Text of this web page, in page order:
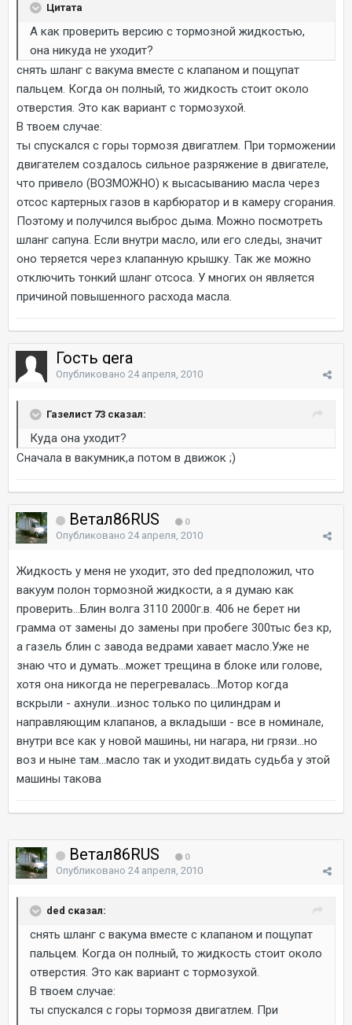
Цитата
А как проверить версию с тормозной жидкостью,
она никуда не уходит?
снять шланг с вакума вместе с клапаном и пощупат
пальцем. Когда он полный, то жидкость стоит около
отверстия. Это как вариант с тормозухой.
В твоем случае:
ты спускался с горы тормозя двигатлем. При торможении
двигателем создалось сильное разряжение в двигателе,
что привело (ВОЗМОЖНО) к высасыванию масла через
отсос картерных газов в карбюратор и в камеру сгорания.
Поэтому и получился выброс дыма. Можно посмотреть
шланг сапуна. Если внутри масло, или его следы, значит
оно теряется через клапанную крышку. Так же можно
отключить тонкий шланг отсоса. У многих он является
причиной повышенного расхода масла.
Гость gera
Опубликовано 24 апреля, 2010
Газелист 73 сказал:
Куда она уходит?
Сначала в вакумник,а потом в движок ;)
Ветал86RUS 0
Опубликовано 24 апреля, 2010
Жидкость у меня не уходит, это ded предположил, что
вакуум полон тормозной жидкости, а я думаю как
проверить...Блин волга 3110 2000г.в. 406 не берет ни
грамма от замены до замены при пробеге 300тыс без кр,
а газель блин с завода ведрами хавает масло.Уже не
знаю что и думать...может трещина в блоке или голове,
хотя она никогда не перегревалась...Мотор когда
вскрыли - ахнули...износ только по цилиндрам и
направляющим клапанов, а вкладыши - все в номинале,
внутри все как у новой машины, ни нагара, ни грязи...но
воз и ныне там...масло так и уходит.видать судьба у этой
машины такова
Ветал86RUS 0
Опубликовано 24 апреля, 2010
ded сказал:
снять шланг с вакума вместе с клапаном и пощупат
пальцем. Когда он полный, то жидкость стоит около
отверстия. Это как вариант с тормозухой.
В твоем случае:
ты спускался с горы тормозя двигатлем. При